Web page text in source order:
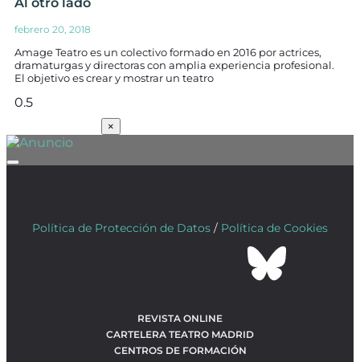
febrero 20, 2018
Amage Teatro es un colectivo formado en 2016 por actrices,
dramaturgas y directoras con amplia experiencia profesional.
El objetivo es crear y mostrar un teatro
×
Política de Protección de Datos / Política de Cookies
REVISTA ONLINE
CARTELERA TEATRO MADRID
CENTROS DE FORMACIÓN